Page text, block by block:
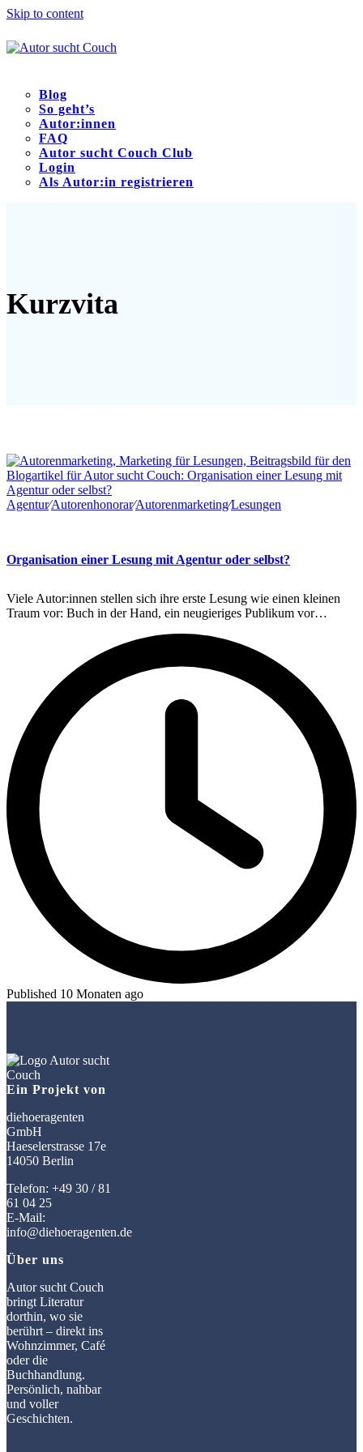
Skip to content
Blog
So geht’s
Autor:innen
FAQ
Autor sucht Couch Club
Login
Als Autor:in registrieren
Kurzvita
Agentur∕Autorenhonorar∕Autorenmarketing∕Lesungen
Organisation einer Lesung mit Agentur oder selbst?
Viele Autor:innen stellen sich ihre erste Lesung wie einen kleinen
Traum vor: Buch in der Hand, ein neugieriges Publikum vor…
Published 10 Monaten ago
Ein Projekt von
diehoeragenten
GmbH
Haeselerstrasse 17e
14050 Berlin
Telefon: +49 30 / 81
61 04 25
E-Mail:
info@diehoeragenten.de
Über uns
Autor sucht Couch
bringt Literatur
dorthin, wo sie
berührt – direkt ins
Wohnzimmer, Café
oder die
Buchhandlung.
Persönlich, nahbar
und voller
Geschichten.